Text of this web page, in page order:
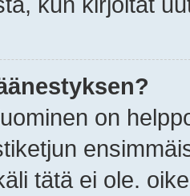
on
tätä ei ole.